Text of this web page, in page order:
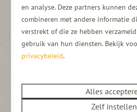
Bus
Cruisecontrol
Mediaconsole &
Parkeersensoren voor- en achter
Snelladen in 30 minuten
en analyse. Deze partners kunnen
combineren met andere informatie
verstrekt of die ze hebben
gebruik van hun diensten. Bekijk
privacybeleid.
Alles
Zelf instellen